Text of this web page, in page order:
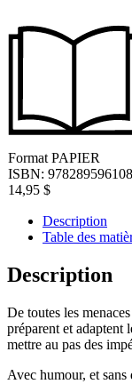
Format PAPIER
ISBN:
14,95 $
Description
Table des
Description
De toutes les
préparent et adaptent
mettre au pas des
Avec humour, et